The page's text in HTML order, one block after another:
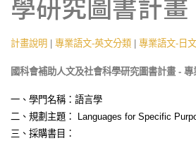
計畫說明 專業語文-英文分類 專業語文-日
國科會補助人文及社會科學研究圖書計畫 - 專
一、學門名稱：語言學
二、規劃主題： Languages for Specific
三、採購書目：